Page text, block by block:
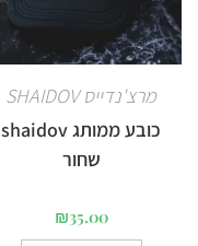
מרצ'נדייס SHAIDOV
כובע ממותג shaidov
שחור
₪35.00